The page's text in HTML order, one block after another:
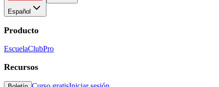
Español
Producto
EscuelaClubPro
Recursos